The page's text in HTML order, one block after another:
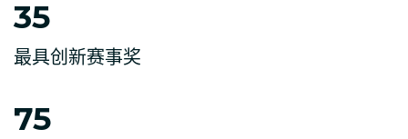
35
最具创新赛事奖
75